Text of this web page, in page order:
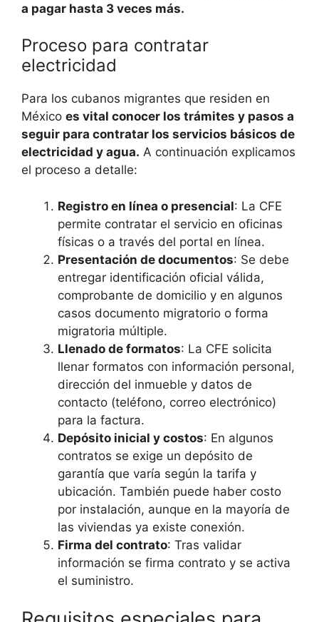
a pagar hasta 3 veces más.
Proceso para contratar
electricidad
Para los cubanos migrantes que residen en
México es vital conocer los trámites y pasos a
seguir para contratar los servicios básicos de
electricidad y agua. A continuación explicamos
el proceso a detalle:
Registro en línea o presencial: La CFE
permite contratar el servicio en oficinas
físicas o a través del portal en línea.
Presentación de documentos: Se debe
entregar identificación oficial válida,
comprobante de domicilio y en algunos
casos documento migratorio o forma
migratoria múltiple.
Llenado de formatos: La CFE solicita
llenar formatos con información personal,
dirección del inmueble y datos de
contacto (teléfono, correo electrónico)
para la factura.
Depósito inicial y costos: En algunos
contratos se exige un depósito de
garantía que varía según la tarifa y
ubicación. También puede haber costo
por instalación, aunque en la mayoría de
las viviendas ya existe conexión.
Firma del contrato: Tras validar
información se firma contrato y se activa
el suministro.